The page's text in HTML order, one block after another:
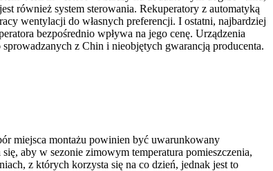
również system sterowania. Rekuperatory z automatyką
wentylacji do własnych preferencji. I ostatni, najbardziej
bezpośrednio wpływa na jego cenę. Urządzenia
z Chin i nieobjętych gwarancją producenta.
miejsca montażu powinien być uwarunkowany
aby w sezonie zimowym temperatura pomieszczenia,
z których korzysta się na co dzień, jednak jest to